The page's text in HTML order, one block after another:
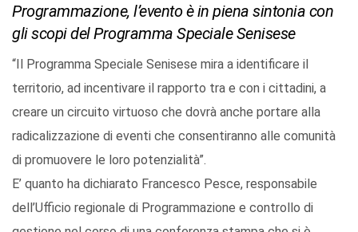
Programmazione, l’evento è in piena sintonia con
gli scopi del Programma Speciale Senisese
“Il Programma Speciale Senisese mira a identificare il
territorio, ad incentivare il rapporto tra e con i cittadini, a
creare un circuito virtuoso che dovrà anche portare alla
radicalizzazione di eventi che consentiranno alle comunità
di promuovere le loro potenzialità”.
E’ quanto ha dichiarato Francesco Pesce, responsabile
dell’Ufficio regionale di Programmazione e controllo di